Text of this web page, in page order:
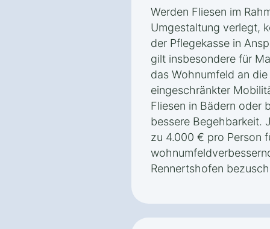
Werden Fliesen im
Umgestaltung verlegt,
der Pflegekasse in
gilt insbesondere für
das Wohnumfeld an
eingeschränkter
Fliesen in Bädern oder
bessere Begehbarkeit.
zu 4.000 € pro Person
Rennertshofen